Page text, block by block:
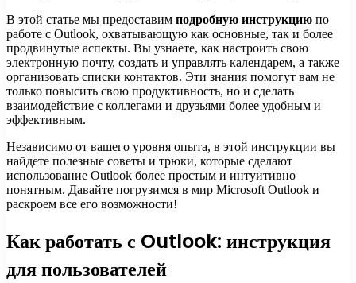
В этой статье мы предоставим подробную инструкцию по
работе с Outlook, охватывающую как основные, так и более
продвинутые аспекты. Вы узнаете, как настроить свою
электронную почту, создать и управлять календарем, а также
организовать списки контактов. Эти знания помогут вам не
только повысить свою продуктивность, но и сделать
взаимодействие с коллегами и друзьями более удобным и
эффективным.
Независимо от вашего уровня опыта, в этой инструкции вы
найдете полезные советы и трюки, которые сделают
использование Outlook более простым и интуитивно
понятным. Давайте погрузимся в мир Microsoft Outlook и
раскроем все его возможности!
Как работать с Outlook: инструкция
для пользователей